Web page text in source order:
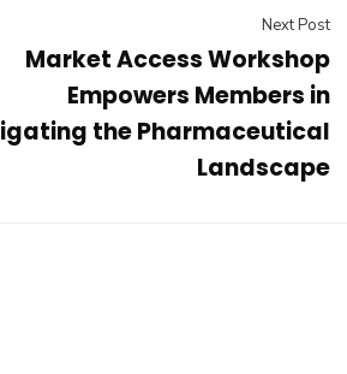
Next Post
Market Access Workshop
Empowers Members in
the Pharmaceutical
Landscape